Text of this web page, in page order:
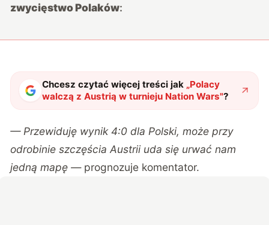
zwycięstwo Polaków:
Chcesz czytać więcej treści jak „Polacy
walczą z Austrią w turnieju Nation Wars"?
— Przewiduję wynik 4:0 dla Polski, może przy
odrobinie szczęścia Austrii uda się urwać nam
jedną mapę —prognozuje komentator.